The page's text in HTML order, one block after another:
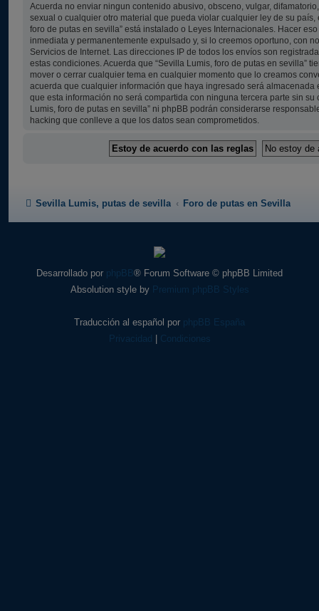
Acuerda no enviar ningun contenido abusivo, obsceno, vulgar,
sexual o cualquier otro material que pueda violar cualquier ley de su país,
foro de putas en sevilla” está instalado o Leyes Internacionales. Hacer
inmediata y permanentemente expulsado y, si lo creemos oportuno, con
Servicios de Internet. Las direcciones IP de todos los envíos son
estas condiciones. Acuerda que “Sevilla Lumis, foro de putas en sevilla”
mover o cerrar cualquier tema en cualquier momento que lo creamos
acuerda que cualquier información que haya ingresado será almacenada
que esta información no será compartida con ninguna tercera parte sin su
Lumis, foro de putas en sevilla” ni phpBB podrán considerarse
hacking que conlleve a que los datos sean comprometidos.
Sevilla Lumis, putas de sevilla Foro de putas en Sevilla
Desarrollado por phpBB® Forum Software © phpBB Limited
Absolution style by Premium phpBB Styles
Traducción al español por phpBB España
Privacidad | Condiciones